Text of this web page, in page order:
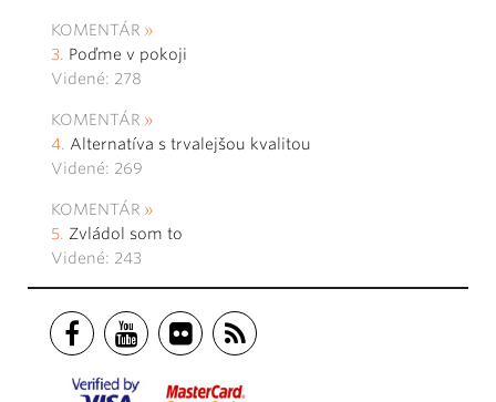
KOMENTÁR
Poďme v pokoji
Videné: 278
KOMENTÁR
Alternatíva s trvalejšou kvalitou
Videné: 269
KOMENTÁR
Zvládol som to
Videné: 243